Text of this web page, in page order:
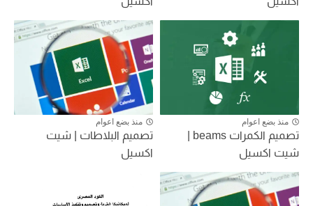
منذ بضع اعوام
شيت اكسيل
منذ بضع اعوام
تصميم البلاطات | شيت
اكسيل